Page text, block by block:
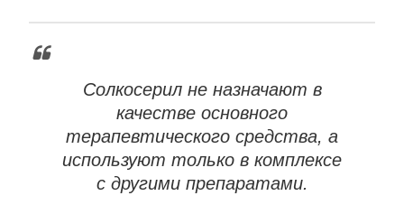
Солкосерил не назначают в
качестве основного
терапевтического средства, а
используют только в комплексе
с другими препаратами.